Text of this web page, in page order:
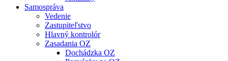
Samospráva
Vedenie
Zastupiteľstvo
Hlavný kontrolór
Zasadania OZ
Dochádzka OZ